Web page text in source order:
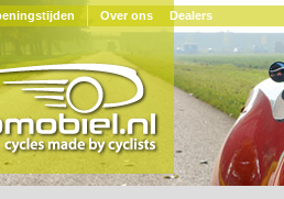
Over ons Dealers